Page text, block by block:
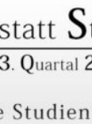
Download